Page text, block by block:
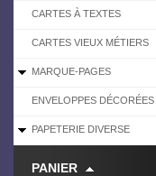
CARTES À TEXTES
CARTES VIEUX MÉTIERS
MARQUE-PAGES
ENVELOPPES DÉCORÉES
PAPETERIE DIVERSE
PANIER